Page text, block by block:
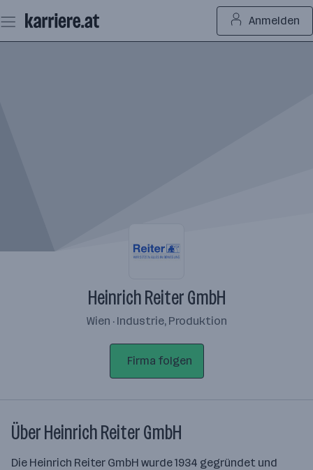
Seiteninhalt
springen
Anmelden
Heinrich Reiter GmbH
Wien · Industrie, Produktion
Firma folgen
Über Heinrich Reiter GmbH
Die Heinrich Reiter GmbH wurde 1934 gegründet und